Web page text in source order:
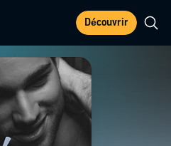
Découvrir